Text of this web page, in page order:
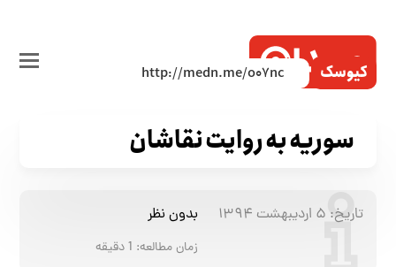
کیوسک
سوریه به روایت نقاشان
تاریخ: ۵ اردیبهشت ۱۳۹۴ بدون نظر
زمان مطالعه: 1دقیقه